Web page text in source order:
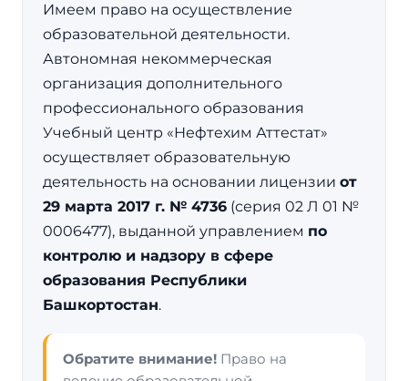
Имеем право на осуществление
образовательной деятельности.
Автономная некоммерческая
организация дополнительного
профессионального образования
Учебный центр «Нефтехим Аттестат»
осуществляет образовательную
деятельность на основании лицензии от
29 марта 2017 г. № 4736 (серия 02 Л 01 №
0006477), выданной управлением по
контролю и надзору в сфере
образования Республики
Башкортостан.
Обратите внимание! Право на